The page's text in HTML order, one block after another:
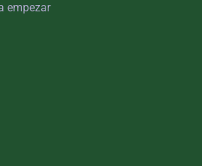
empezar